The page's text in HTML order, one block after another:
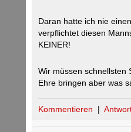
Daran hatte ich nie
verpflichtet diesen
KEINER!
Wir müssen schnellsten
Ehre bringen aber was
Kommentieren |